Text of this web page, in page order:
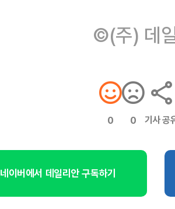
©(주) 데
0 0 기사 공
네이버에서 데일리안 구독하기